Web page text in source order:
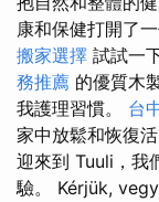
康和保健打開了
搬家選擇 試試一
務推薦 的優質木
我護理習慣。 台
家中放鬆和恢復
迎來到 Tuuli，我
驗。 Kérjük,